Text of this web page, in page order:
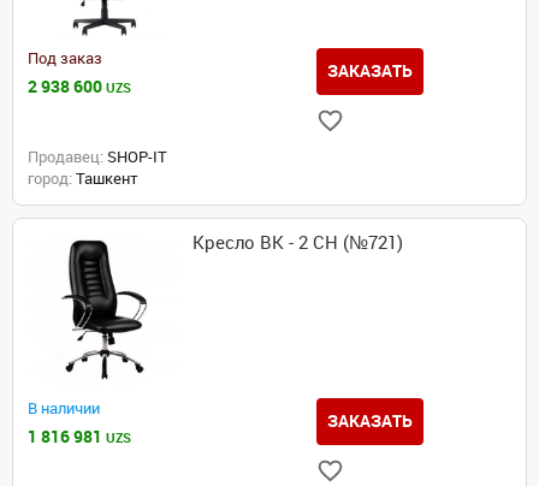
Под заказ
2 938 600 UZS
ЗАКАЗАТЬ
Продавец: SHOP-IT
город: Ташкент
Кресло BK - 2 CH (№721)
В наличии
1 816 981 UZS
ЗАКАЗАТЬ